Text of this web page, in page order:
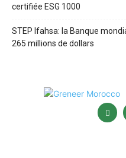
certifiée ESG 1000
STEP Ifahsa: la Banque
265 millions de dollars